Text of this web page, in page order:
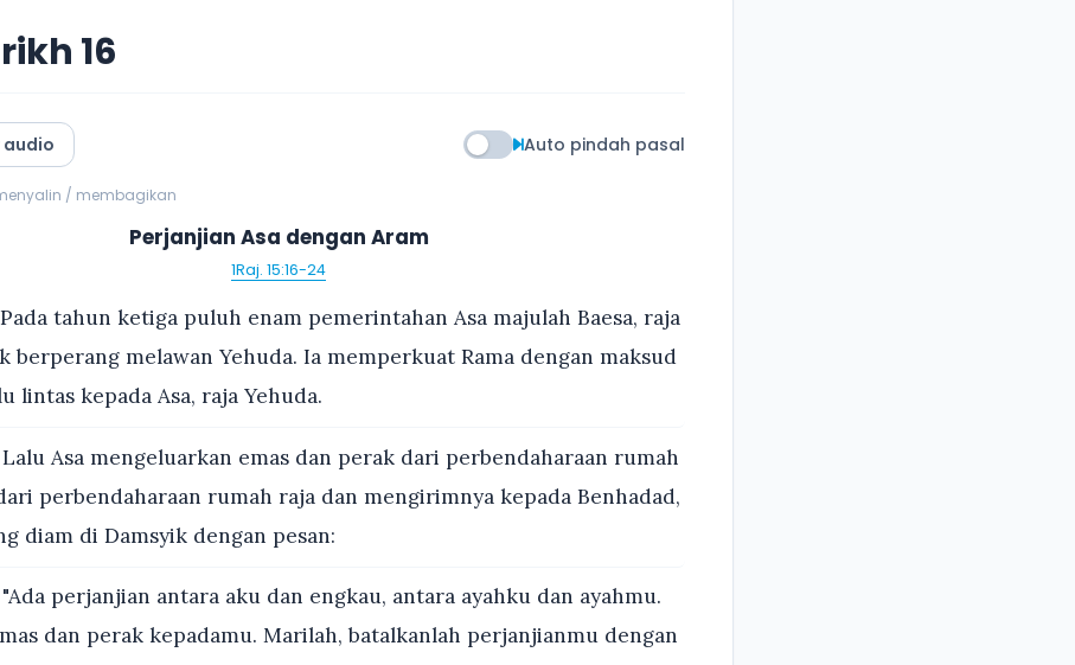
16
audio Auto pindah pasal
/ membagikan
Perjanjian Asa dengan Aram
1Raj. 15:16-24
Pada tahun ketiga puluh enam pemerintahan Asa majulah Baesa, raja
berperang melawan Yehuda. Ia memperkuat Rama dengan maksud
lintas kepada Asa, raja Yehuda.
Lalu Asa mengeluarkan emas dan perak dari perbendaharaan rumah
perbendaharaan rumah raja dan mengirimnya kepada Benhadad,
diam di Damsyik dengan pesan:
"Ada perjanjian antara aku dan engkau, antara ayahku dan ayahmu.
dan perak kepadamu. Marilah, batalkanlah perjanjianmu dengan